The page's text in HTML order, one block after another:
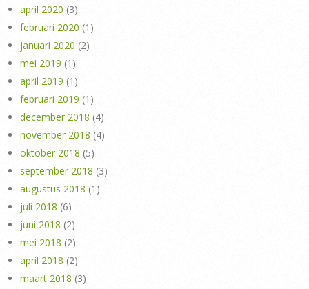
april 2020 (3)
februari 2020 (1)
januari 2020 (2)
mei 2019 (1)
april 2019 (1)
februari 2019 (1)
december 2018 (4)
november 2018 (4)
oktober 2018 (5)
september 2018 (3)
augustus 2018 (1)
juli 2018 (6)
juni 2018 (2)
mei 2018 (2)
april 2018 (2)
maart 2018 (3)